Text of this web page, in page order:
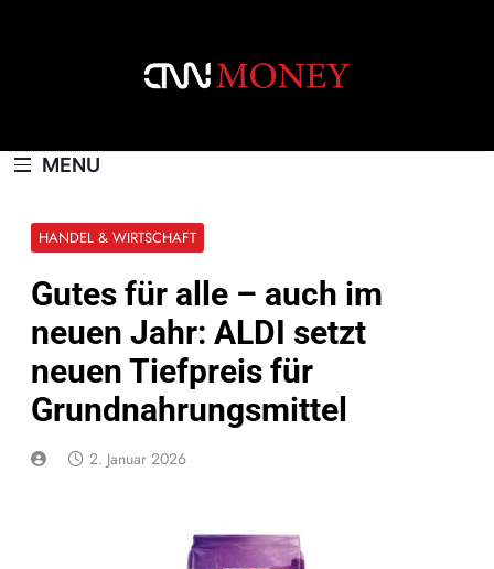
MENU
HANDEL & WIRTSCHAFT
Gutes für alle – auch im
neuen Jahr: ALDI setzt
neuen Tiefpreis für
Grundnahrungsmittel
2. Januar 2026